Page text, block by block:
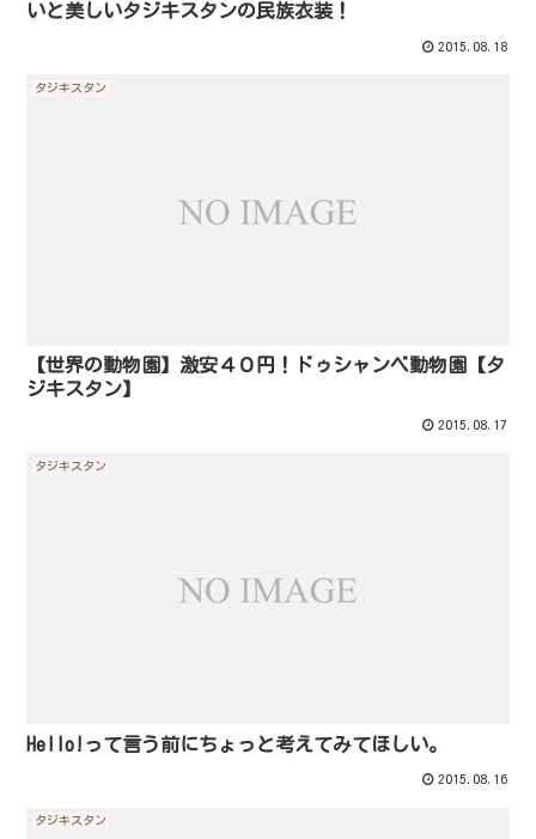
いと美しいタジキスタンの民族衣装！
2015.08.18
タジキスタン
【世界の動物園】激安４０円！ドゥシャンベ動物園【タ
ジキスタン】
2015.08.17
タジキスタン
Hello!って言う前にちょっと考えてみてほしい。
2015.08.16
タジキスタン